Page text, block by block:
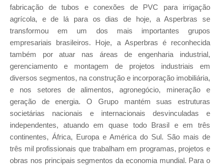
fabricação de tubos e conexões de PVC para irrigação
agrícola, e de lá para os dias de hoje, a Asperbras se
transformou em um dos mais importantes grupos
empresariais brasileiros. Hoje, a Asperbras é reconhecida
também por atuar nas áreas de engenharia industrial,
gerenciamento e montagem de projetos industriais em
diversos segmentos, na construção e incorporação imobiliária,
e nos setores de alimentos, agronegócio, mineração e
geração de energia. O Grupo mantém suas estruturas
societárias nacionais e internacionais desvinculadas e
independentes, atuando em quase todo Brasil e em três
continentes, África, Europa e América do Sul. São mais de
três mil profissionais que trabalham em programas, projetos e
obras nos principais segmentos da economia mundial. Para o